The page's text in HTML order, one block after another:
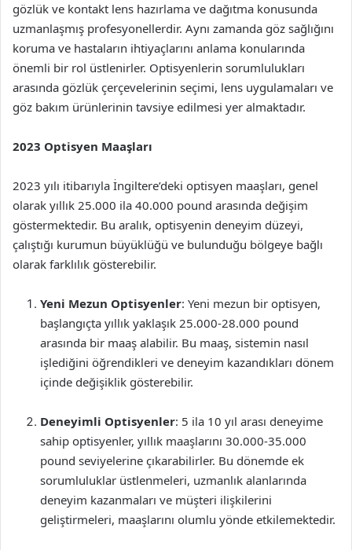
gözlük ve kontakt lens hazırlama ve dağıtma konusunda
uzmanlaşmış profesyonellerdir. Aynı zamanda göz sağlığını
koruma ve hastaların ihtiyaçlarını anlama konularında
önemli bir rol üstlenirler. Optisyenlerin sorumlulukları
arasında gözlük çerçevelerinin seçimi, lens uygulamaları ve
göz bakım ürünlerinin tavsiye edilmesi yer almaktadır.
2023 Optisyen Maaşları
2023 yılı itibarıyla İngiltere’deki optisyen maaşları, genel
olarak yıllık 25.000 ila 40.000 pound arasında değişim
göstermektedir. Bu aralık, optisyenin deneyim düzeyi,
çalıştığı kurumun büyüklüğü ve bulunduğu bölgeye bağlı
olarak farklılık gösterebilir.
Yeni Mezun Optisyenler: Yeni mezun bir optisyen,
başlangıçta yıllık yaklaşık 25.000-28.000 pound
arasında bir maaş alabilir. Bu maaş, sistemin nasıl
işlediğini öğrendikleri ve deneyim kazandıkları dönem
içinde değişiklik gösterebilir.
Deneyimli Optisyenler: 5 ila 10 yıl arası deneyime
sahip optisyenler, yıllık maaşlarını 30.000-35.000
pound seviyelerine çıkarabilirler. Bu dönemde ek
sorumluluklar üstlenmeleri, uzmanlık alanlarında
deneyim kazanmaları ve müşteri ilişkilerini
geliştirmeleri, maaşlarını olumlu yönde etkilemektedir.